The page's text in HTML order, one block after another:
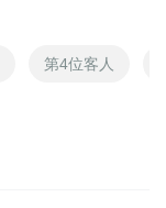
第4位客人